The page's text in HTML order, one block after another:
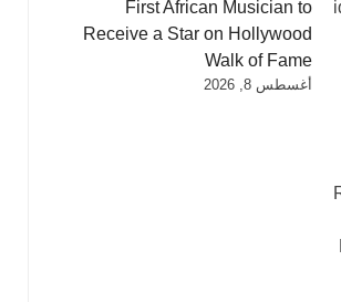
First African Musician to
Receive a Star on Hollywood
Walk of Fame
أغسطس 8, 2026